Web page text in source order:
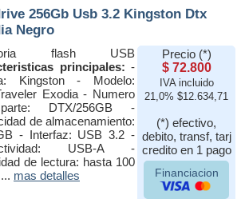
256Gb Usb 3.2 Kingston Dtx
Negro
flash USB
principales: -
Kingston - Modelo:
Exodia - Numero
DTX/256GB -
de almacenamiento:
- Interfaz: USB 3.2 -
USB-A -
de lectura: hasta 100
mas detalles
Precio (*)
$ 72.800
IVA incluido
21,0% $12.634,71
(*) efectivo,
debito, transf, tarj
credito en 1 pago
Financiacion